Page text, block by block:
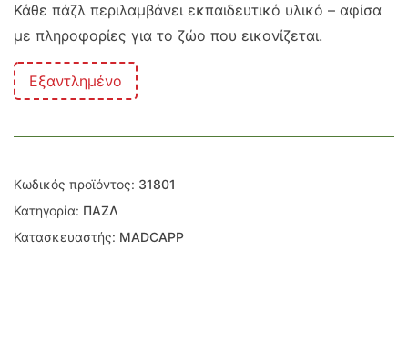
Κάθε πάζλ περιλαμβάνει εκπαιδευτικό υλικό – αφίσα
με πληροφορίες για το ζώο που εικονίζεται.
Εξαντλημένο
Κωδικός προϊόντος: 31801
Κατηγορία: ΠΑΖΛ
Κατασκευαστής: MADCAPP